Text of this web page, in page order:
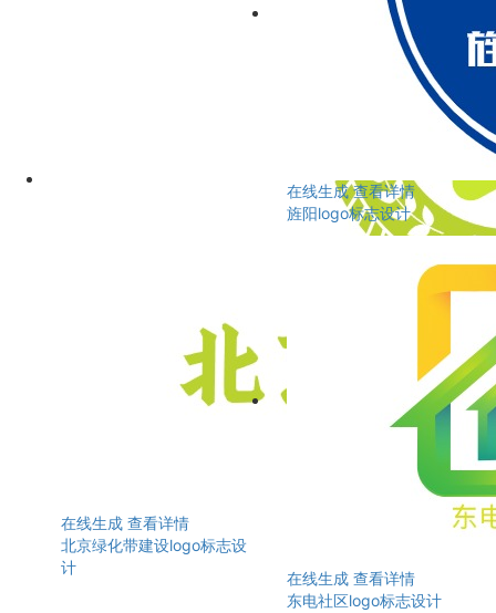
在线生成 查看详情
北京绿化带建设logo标志设
计
在线生成 查看详情
旌阳logo标志设计
在线生成 查看详情
东电社区logo标志设计